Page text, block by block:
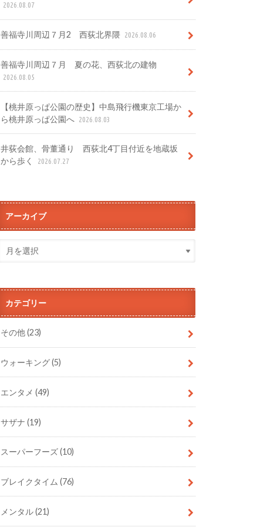
2026.08.07
善福寺川周辺７月2 西荻北界隈 2026.08.06
善福寺川周辺７月 夏の花、西荻北の建物
2026.08.05
【桃井原っぱ公園の歴史】中島飛行機東京工場か
ら桃井原っぱ公園へ 2026.08.03
井荻会館、骨董通り 西荻北4丁目付近を地蔵坂
から歩く
2026.07.27
アーカイブ
カテゴリー
その他(23)
ウォーキング(5)
エンタメ(49)
サザナ(19)
スーパーフーズ(10)
ブレイクタイム(76)
メンタル(21)